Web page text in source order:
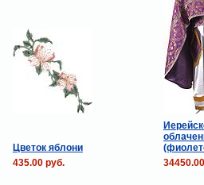
Цветок яблони
435.00 руб.